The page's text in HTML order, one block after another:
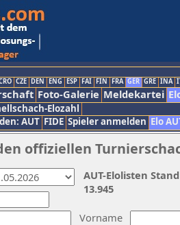
CZE DEN ENG ESP FAI FIN FRA GER GRE INA
Foto-Galerie Meldekartei
Elozahl
AUT FIDE Spieler anmelden Elo
offiziellen
Vorname
AUT-Elolisten
13.945